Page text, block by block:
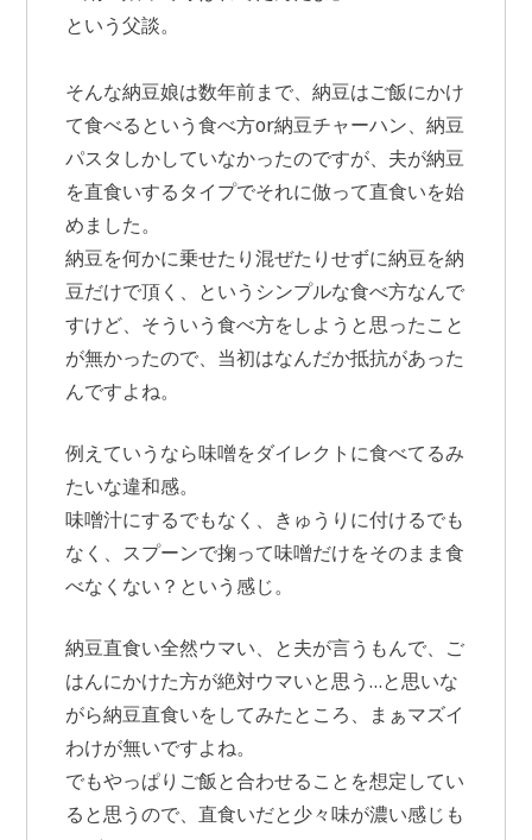
という父談。
そんな納豆娘は数年前まで、納豆はご飯にかけ
て食べるという食べ方or納豆チャーハン、納豆
パスタしかしていなかったのですが、夫が納豆
を直食いするタイプでそれに倣って直食いを始
めました。
納豆を何かに乗せたり混ぜたりせずに納豆を納
豆だけで頂く、というシンプルな食べ方なんで
すけど、そういう食べ方をしようと思ったこと
が無かったので、当初はなんだか抵抗があった
んですよね。
例えていうなら味噌をダイレクトに食べてるみ
たいな違和感。
味噌汁にするでもなく、きゅうりに付けるでも
なく、スプーンで掬って味噌だけをそのまま食
べなくない？という感じ。
納豆直食い全然ウマい、と夫が言うもんで、ご
はんにかけた方が絶対ウマいと思う…と思いな
がら納豆直食いをしてみたところ、まぁマズイ
わけが無いですよね。
でもやっぱりご飯と合わせることを想定してい
ると思うので、直食いだと少々味が濃い感じも